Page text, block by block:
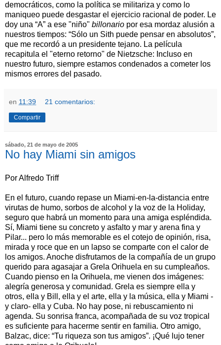
democráticos, como la política se militariza y como lo
maniqueo puede desgastar el ejercicio racional de poder. Le
doy una “A” a ese "niño" billonario por esa mordaz alusión a
nuestros tiempos: “Sólo un Sith puede pensar en absolutos”,
que me recordó a un presidente tejano. La película
recapitula el "eterno retorno" de Nietzsche: Incluso en
nuestro futuro, siempre estamos condenados a cometer los
mismos errores del pasado.
en 11:39 21 comentarios:
Compartir
sábado, 21 de mayo de 2005
No hay Miami sin amigos
Por Alfredo Triff
En el futuro, cuando repase un Miami-en-la-distancia entre
virutas de humo, sorbos de alcohol y la voz de la Holiday,
seguro que habrá un momento para una amiga espléndida.
Sí, Miami tiene su concreto y asfalto y mar y arena fina y
Pilar... pero lo más memorable es el cotejo de opinión, risa,
mirada y roce que en un lapso se comparte con el calor de
los amigos. Anoche disfrutamos de la compañía de un grupo
querido para agasajar a Grela Orihuela en su cumpleaños.
Cuando pienso en la Orihuela, me vienen dos imágenes:
alegría generosa y comunidad. Grela es siempre ella y
otros, ella y Bill, ella y el arte, ella y la música, ella y Miami -
y claro- ella y Cuba. No hay pose, ni rebuscamiento ni
agenda. Su sonrisa franca, acompañada de su voz tropical
es suficiente para hacerme sentir en familia. Otro amigo,
Balzac, dice: “Tu riqueza son tus amigos”. ¡Qué lujo tener